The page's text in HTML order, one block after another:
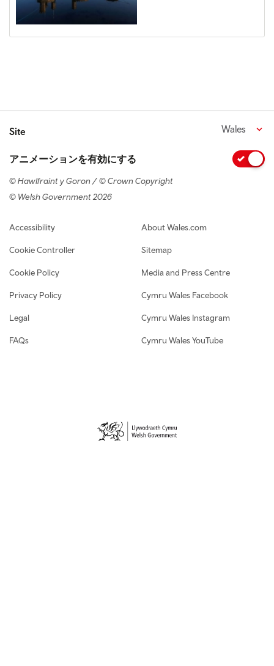
Site Wales
アニメーションを有効にする
© Hawlfraint y Goron / © Crown Copyright
© Welsh Government 2026
Footer navigation
Accessibility
Cookie Controller
Cookie Policy
Privacy Policy
Legal
FAQs
About Wales.com
Sitemap
Media and Press Centre
Cymru Wales Facebook
Cymru Wales Instagram
Cymru Wales YouTube